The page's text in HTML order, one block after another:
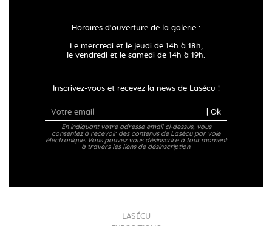
Horaires d'ouverture de la galerie :
Le mercredi et le jeudi de 14h à 18h,
le vendredi et le samedi de 14h à 19h.
Inscrivez-vous et recevez la news de Lasécu !
| Ok
En indiquant votre adresse email ci-dessus, vous
consentez à recevoir des contenus de Lasécu par voie
électronique. Vous pouvez vous désinscrire à tout moment
à travers les liens de désinscription.
LASÉCU